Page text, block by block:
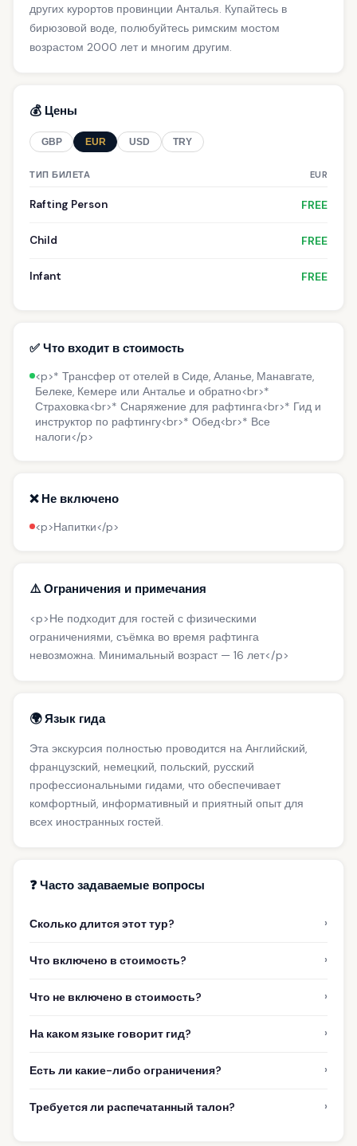
других курортов провинции Анталья. Купайтесь в
бирюзовой воде, полюбуйтесь римским мостом
возрастом 2000 лет и многим другим.
💰 Цены
GBP EUR USD TRY
ТИП БИЛЕТА EUR
Rafting Person FREE
Child FREE
Infant FREE
✅ Что входит в стоимость
<p>* Трансфер от отелей в Сиде, Аланье, Манавгате,
Белеке, Кемере или Анталье и обратно<br>*
Страховка<br>* Снаряжение для рафтинга<br>* Гид и
инструктор по рафтингу<br>* Обед<br>* Все
налоги</p>
❌ Не включено
<p>Напитки</p>
⚠️ Ограничения и примечания
<p>Не подходит для гостей с физическими
ограничениями, съёмка во время рафтинга
невозможна. Минимальный возраст — 16 лет</p>
🌍 Язык гида
Эта экскурсия полностью проводится на Английский,
французский, немецкий, польский, русский
профессиональными гидами, что обеспечивает
комфортный, информативный и приятный опыт для
всех иностранных гостей.
❓ Часто задаваемые вопросы
Сколько длится этот тур? ›
Что включено в стоимость? ›
Что не включено в стоимость? ›
На каком языке говорит гид? ›
Есть ли какие-либо ограничения? ›
Требуется ли распечатанный талон? ›